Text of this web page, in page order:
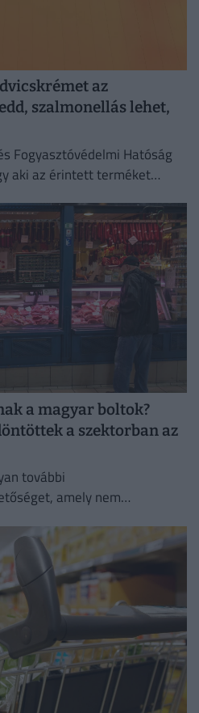
az
szalmonellás lehet,
Fogyasztóvédelmi Hatóság
aki az érintett terméket
a magyar boltok?
a szektorban az
további
amely nem